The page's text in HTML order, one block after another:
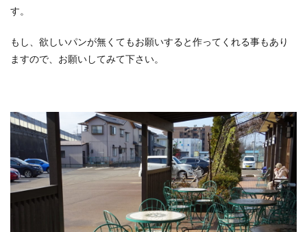
す。
もし、欲しいパンが無くてもお願いすると作ってくれる事もあり
ますので、お願いしてみて下さい。